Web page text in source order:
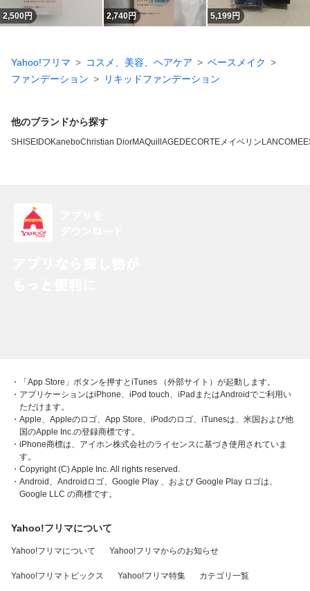
2,500円 2,740円 5,199円
Yahoo!フリマ コスメ、美容、ヘアケア
ベースメイク
ファンデーション
リキッドファンデーション
他のブランドから探す
SHISEIDOKaneboChristian DiorMAQuillAGEDECORTEメイベリン LANCOME
・「App Store」ボタンを押すとiTunes （外部サイト）が起動します。
・アプリケーションはiPhone、iPod touch、iPadまたはAndroidでご利用い
ただけます。
・Apple、Appleのロゴ、App Store、iPodのロゴ、iTunesは、米国および他
国のApple Inc.の登録商標です。
・iPhone商標は、アイホン株式会社のライセンスに基づき使用されていま
す。
・Copyright (C) Apple Inc. All rights reserved.
・Android、Androidロゴ、Google Play 、および Google Play ロゴは、
Google LLC の商標です。
Yahoo!フリマについて
Yahoo!フリマについて Yahoo!フリマからのお知らせ
Yahoo!フリマトピックス Yahoo!フリマ特集 カテゴリ一覧